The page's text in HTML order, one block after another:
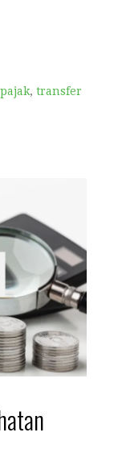
pajak, transfer